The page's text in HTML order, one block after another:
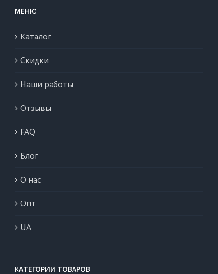
МЕНЮ
Каталог
Скидки
Наши работы
Отзывы
FAQ
Блог
О нас
Опт
UA
КАТЕГОРИИ ТОВАРОВ